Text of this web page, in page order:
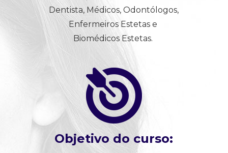
Dentista, Médicos, Odontólogos,
Enfermeiros Estetas e
Biomédicos Estetas.
Objetivo do curso: